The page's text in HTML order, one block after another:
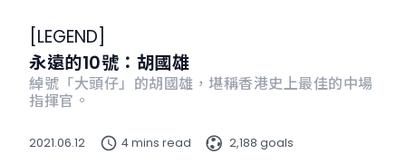
LEGEND
永遠的10號：胡國雄
綽號「大頭仔」的胡國雄，堪稱香港史上最佳的中場
指揮官。
2021.06.12 4 mins read 2,188 goals